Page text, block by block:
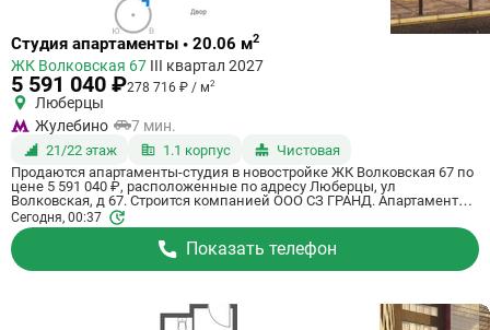
Ссылка
квартиру
Студия апартаменты • 20.06 м2
ЖК Волковская 67 III квартал 2027
5 591 040 ₽278 716 ₽ / м2
Люберцы
Жулебино
7 мин.
21/22 этаж 1.1 корпус
Чистовая
Продаются апартаменты-студия в новостройке ЖК Волковская 67 по
цене 5 591 040 ₽, расположенные по адресу Люберцы, ул
Волковская, д 67. Строится компанией ООО СЗ ГРАНД. Апартаменты
сдаются в 3 квартале 2027 года с чистовой отделкой, в 20 минутах на
машине от метро Некрасовка. Общая площадь апартаментов - 20.06
кв. м. Этаж 21 из 21. ID апартаментов на СтройкиРУ 818576, сообщите
его когда будете звонить.
Сегодня, 00:37
Показать телефон